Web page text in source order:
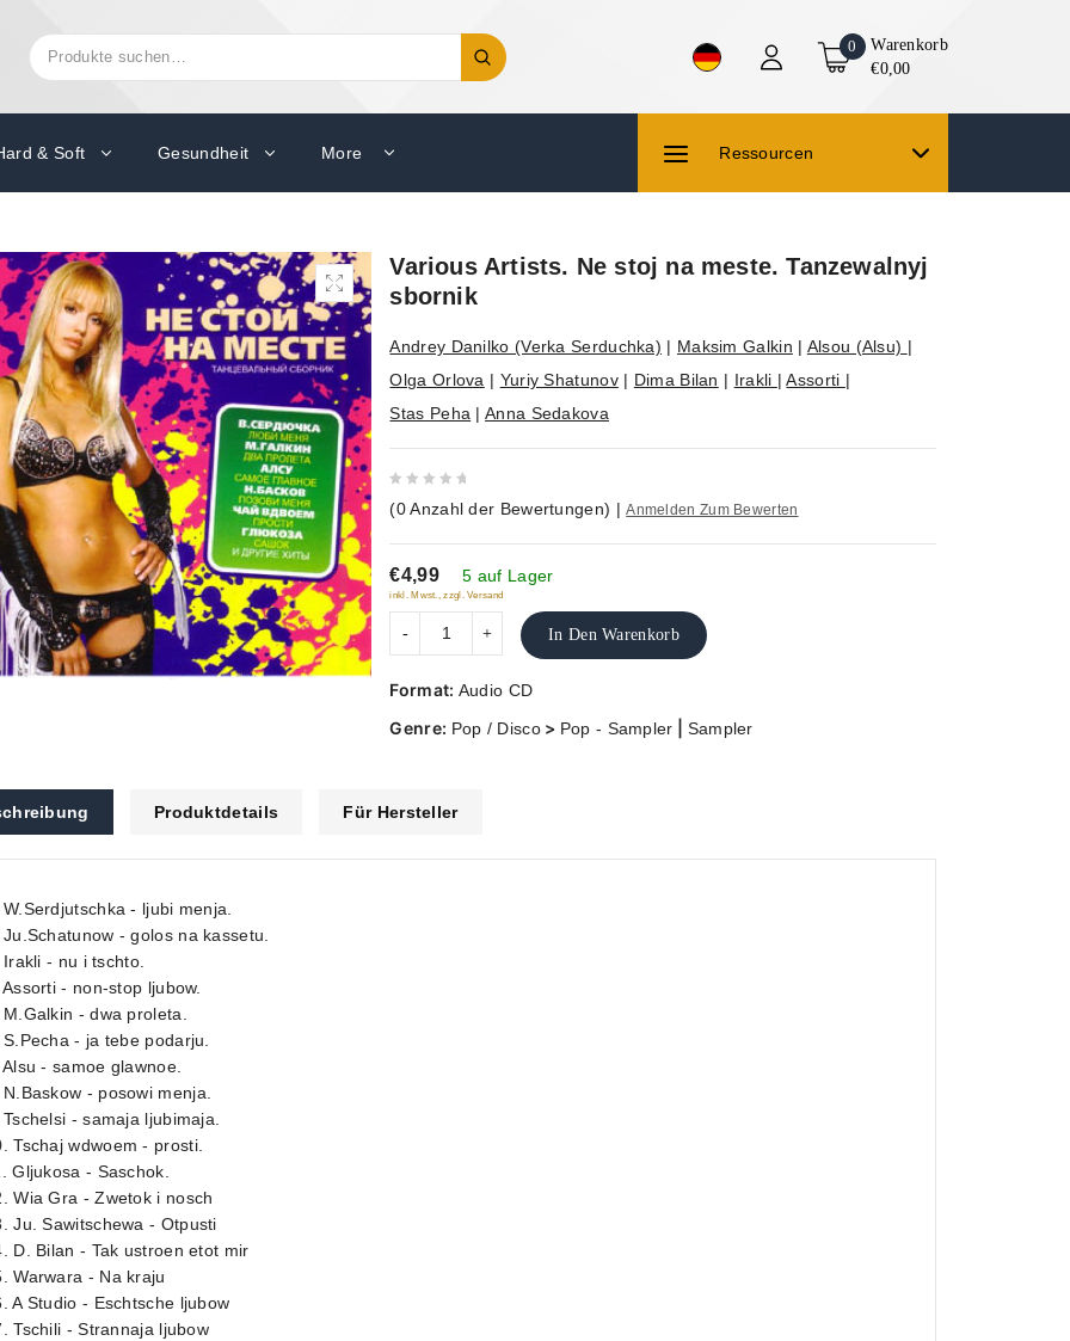
Suchen
nach:
0
Warenkorb
€0,00
& Soft Gesundheit More Ressourcen
Various Artists. Ne stoj na meste. Tanzewalnyj
sbornik
Andrey Danilko (Verka Serduchka) | Maksim Galkin | Alsou (Alsu) |
Olga Orlova | Yuriy Shatunov| Dima Bilan | Irakli |Assorti |
Stas Peha |Anna Sedakova
out
of
5
(0Anzahl der Bewertungen) | Anmelden Zum Bewerten
€4,99 5 auf Lager
inkl. Mwst., zzgl. Versand
In Den Warenkorb
Format: Audio CD
Genre: Pop / Disco> Pop - Sampler Sampler
Produktdetails Für Hersteller
W.Serdjutschka - ljubi menja.
Ju.Schatunow - golos na kassetu.
- nu i tschto.
- non-stop ljubow.
- dwa proleta.
- ja tebe podarju.
- samoe glawnoe.
- posowi menja.
- samaja ljubimaja.
Tschaj wdwoem - prosti.
Gljukosa - Saschok.
Wia Gra - Zwetok i nosch
Ju. Sawitschewa - Otpusti
D. Bilan - Tak ustroen etot mir
Warwara - Na kraju
A Studio - Eschtsche ljubow
Tschili - Strannaja ljubow